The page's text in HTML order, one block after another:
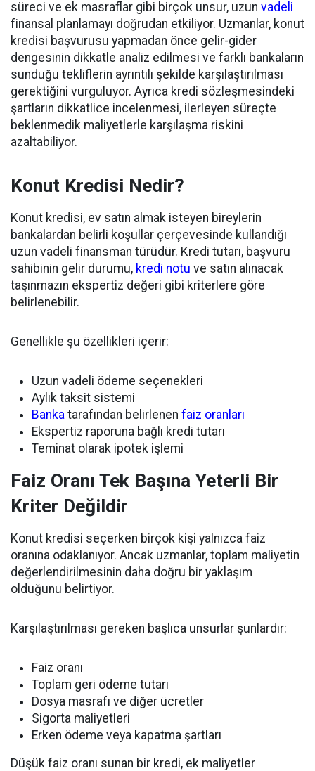
süreci ve ek masraflar gibi birçok unsur, uzun vadeli
finansal planlamayı doğrudan etkiliyor. Uzmanlar, konut
kredisi başvurusu yapmadan önce gelir-gider
dengesinin dikkatle analiz edilmesi ve farklı bankaların
sunduğu tekliflerin ayrıntılı şekilde karşılaştırılması
gerektiğini vurguluyor. Ayrıca kredi sözleşmesindeki
şartların dikkatlice incelenmesi, ilerleyen süreçte
beklenmedik maliyetlerle karşılaşma riskini
azaltabiliyor.
Konut Kredisi Nedir?
Konut kredisi, ev satın almak isteyen bireylerin
bankalardan belirli koşullar çerçevesinde kullandığı
uzun vadeli finansman türüdür. Kredi tutarı, başvuru
sahibinin gelir durumu, kredi notu ve satın alınacak
taşınmazın ekspertiz değeri gibi kriterlere göre
belirlenebilir.
Genellikle şu özellikleri içerir:
Uzun vadeli ödeme seçenekleri
Aylık taksit sistemi
Banka tarafından belirlenen faiz oranları
Ekspertiz raporuna bağlı kredi tutarı
Teminat olarak ipotek işlemi
Faiz Oranı Tek Başına Yeterli Bir
Kriter Değildir
Konut kredisi seçerken birçok kişi yalnızca faiz
oranına odaklanıyor. Ancak uzmanlar, toplam maliyetin
değerlendirilmesinin daha doğru bir yaklaşım
olduğunu belirtiyor.
Karşılaştırılması gereken başlıca unsurlar şunlardır:
Faiz oranı
Toplam geri ödeme tutarı
Dosya masrafı ve diğer ücretler
Sigorta maliyetleri
Erken ödeme veya kapatma şartları
Düşük faiz oranı sunan bir kredi, ek maliyetler